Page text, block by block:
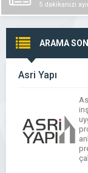
5 dakikanızı
ARAMA
Asri Yapı